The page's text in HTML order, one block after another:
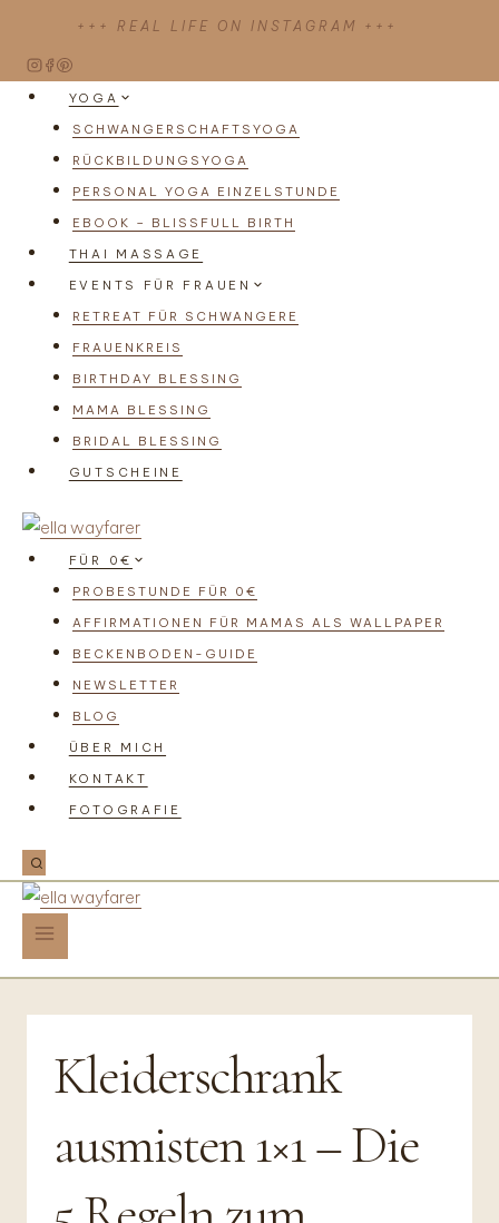
springen
+++ REAL LIFE ON INSTAGRAM +++
YOGA
SCHWANGERSCHAFTSYOGA
RÜCKBILDUNGSYOGA
PERSONAL YOGA EINZELSTUNDE
EBOOK – BLISSFULL BIRTH
THAI MASSAGE
EVENTS FÜR FRAUEN
RETREAT FÜR SCHWANGERE
FRAUENKREIS
BIRTHDAY BLESSING
MAMA BLESSING
BRIDAL BLESSING
GUTSCHEINE
FÜR 0€
PROBESTUNDE FÜR 0€
AFFIRMATIONEN FÜR MAMAS ALS WALLPAPER
BECKENBODEN-GUIDE
NEWSLETTER
BLOG
ÜBER MICH
KONTAKT
FOTOGRAFIE
Kleiderschrank
ausmisten 1×1 – Die